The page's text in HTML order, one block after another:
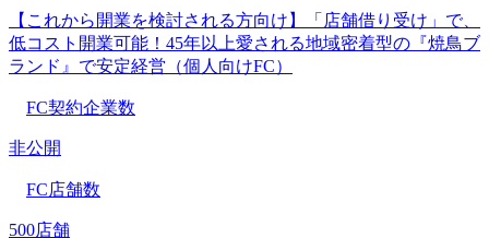
【これから開業を検討される方向け】「店舗借り受け」で、
低コスト開業可能！45年以上愛される地域密着型の『焼鳥ブ
ランド』で安定経営（個人向けFC）
FC契約企業数
非公開
FC店舗数
500店舗